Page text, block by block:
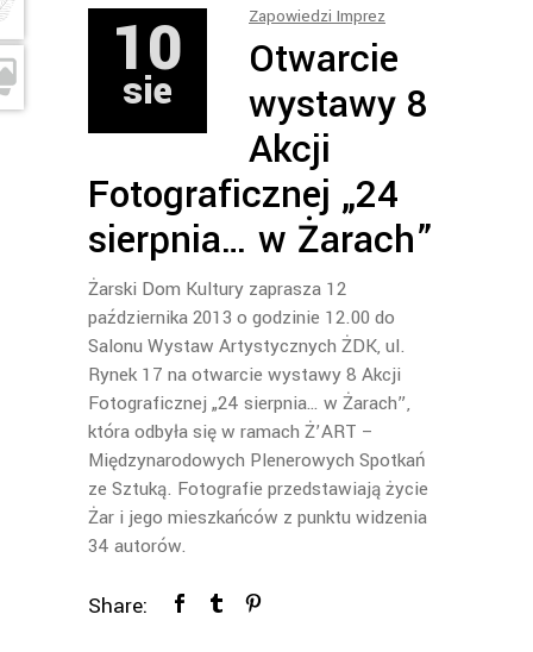
10
sie
Zapowiedzi Imprez
Otwarcie
wystawy 8
Akcji
Fotograficznej „24
sierpnia… w Żarach”
Żarski Dom Kultury zaprasza 12
października 2013 o godzinie 12.00 do
Salonu Wystaw Artystycznych ŻDK, ul.
Rynek 17 na otwarcie wystawy 8 Akcji
Fotograficznej „24 sierpnia… w Żarach”,
która odbyła się w ramach Ż’ART –
Międzynarodowych Plenerowych Spotkań
ze Sztuką. Fotografie przedstawiają życie
Żar i jego mieszkańców z punktu widzenia
34 autorów.
Share: